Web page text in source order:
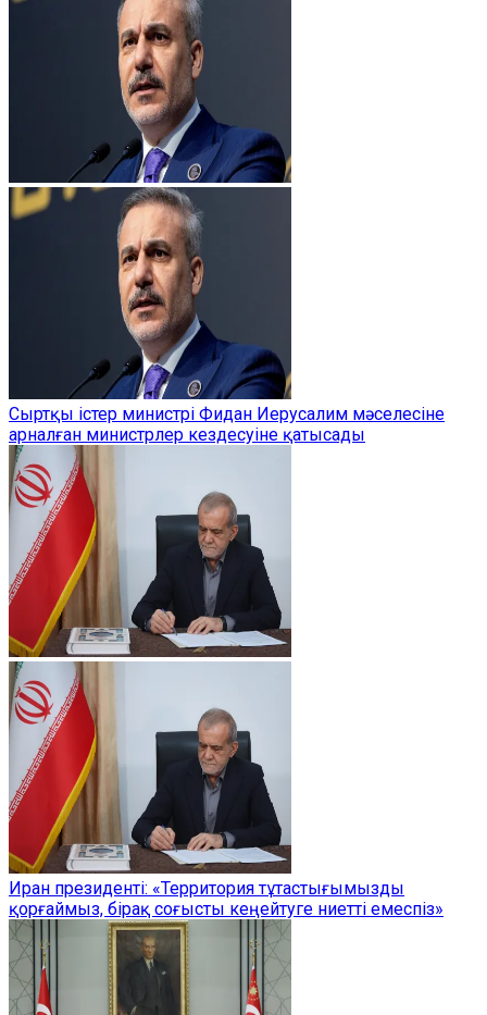
Сыртқы істер министрі Фидан Иерусалим мәселесіне
арналған министрлер кездесуіне қатысады
Иран президенті: «Территория тұтастығымызды
қорғаймыз, бірақ соғысты кеңейтуге ниетті емеспіз»